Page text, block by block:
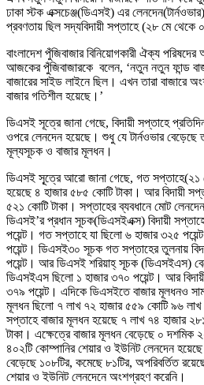
ঢাকা স্টক এক্সচেঞ্জ(ডিএসই) এর
প্রবণতায় ছিল সদ্যবিদায়ী সপ্তাহে (২৮ মে থেকে
বাংলাদেশ পুঁজিবাজার বিনিয়োগকারী ঐক্য
আজকের পুঁজিবাজারকে বলেন, ‘নতুন নতুন ফান্ড
বাজারের সাইড লাইনে ছিল। এখন তারা বাজারে
বাজার গতিশীল হয়েছে।’
ডিএসই সূত্রে জানা গেছে, বিদায়ী সপ্তাহে
ওপরে লেনদেন হয়েছে। শুধু যে টার্নওভার বেড়েছে
মূল্যসূচক ও বাজার মূলধন।
ডিএসই সূ্ত্রে আরো জানা গেছে, গত সপ্তাহে(২১
হয়েছে ৪ হাজার ৫৮৫ কোটি টাকা। আর বিদায়ী
৫২১ কোটি টাকা। সপ্তাহের ব্যবধানে মোট
ডিএসই’র প্রধান সূচক(ডিএসইএক্স) বিদায়ী
পয়েন্ট। গত সপ্তাহে যা ছিলো ৬ হাজার ৩২৫
পয়েন্ট। ডিএসই৩০ সূচক গত সপ্তাহের তুলনায়
পয়েন্ট। আর ডিএসই শরিয়াহ্ সূচক (ডিএসইএস)
ডিএসইএস ছিলো ১ হাজার ৩৭০ পয়েন্ট। আর
৩৭৯ পয়েন্ট। এদিকে ডিএসইতে বাজার মূলধনও
মূলধন ছিলো ৭ লাখ ৭২ হাজার ৫৫৯ কোটি ৯৬ লাখ
সপ্তাহে বাজার মূলধন হয়েছে ৭ লাখ ৭৪ হাজার
টাকা। এক্ষেত্রে বাজার মূলধন বেড়েছে ০
৪০২টি কোম্পানির শেয়ার ও ইউনিট লেনদেন
বেড়েছে ১০৮টির, কমেছে ৮১টির, অপরিবর্তিত
শেয়ার ও ইউনিট লেনদেনে অংশগ্রহণ করেনি।